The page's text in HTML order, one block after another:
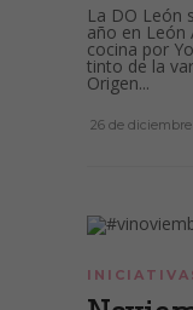
La DO León
año en León
cocina por
tinto de la
Origen...
26 de diciembre